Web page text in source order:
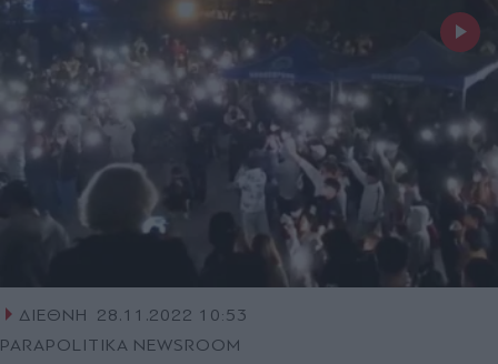
ΔΙΕΘΝΗ
28.11.2022 10:53
PARAPOLITIKA NEWSROOM